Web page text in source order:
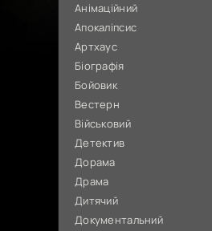
Анімаційний
Апокаліпсис
Артхаус
Біографія
Бойовик
Вестерн
Військовий
Детектив
Дорама
Драма
Дитячий
Документальний